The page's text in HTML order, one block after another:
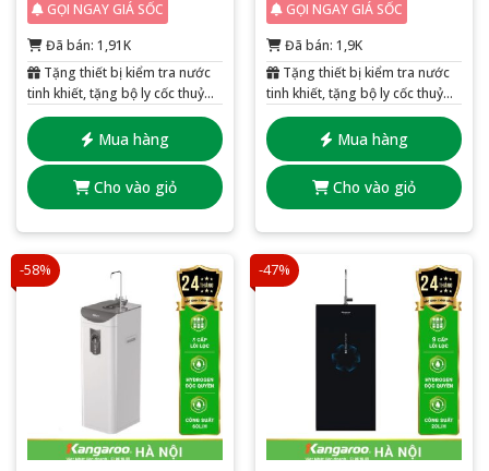
Mua hàng
Cho vào giỏ
GỌI NGAY GIÁ SỐC
Đã bán: 1,91K
Tặng thiết bị kiểm tra nước
tinh khiết, tặng bộ ly cốc thuỷ
tinh 6 chiếc
Mua hàng
Cho vào giỏ
GỌI NGAY GIÁ SỐC
Đã bán: 1,9K
Tặng thiết bị kiểm tra nước
tinh khiết, tặng bộ ly cốc thuỷ
tinh 6 chiếc
-58% -47%